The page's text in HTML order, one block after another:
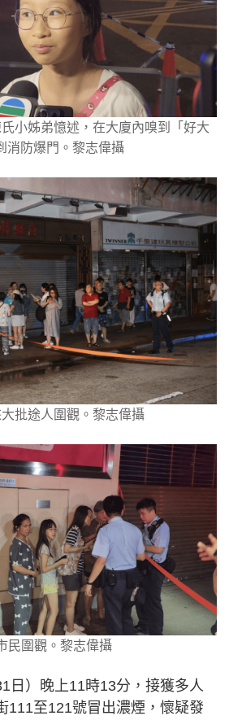
小姊弟憶述，在大廈內嗅到「好大
消防爆門。黎志偉攝
批途人圍觀。黎志偉攝
民圍觀。黎志偉攝
日）晚上11時13分，接獲多人
111至121號冒出濃煙，懷疑發